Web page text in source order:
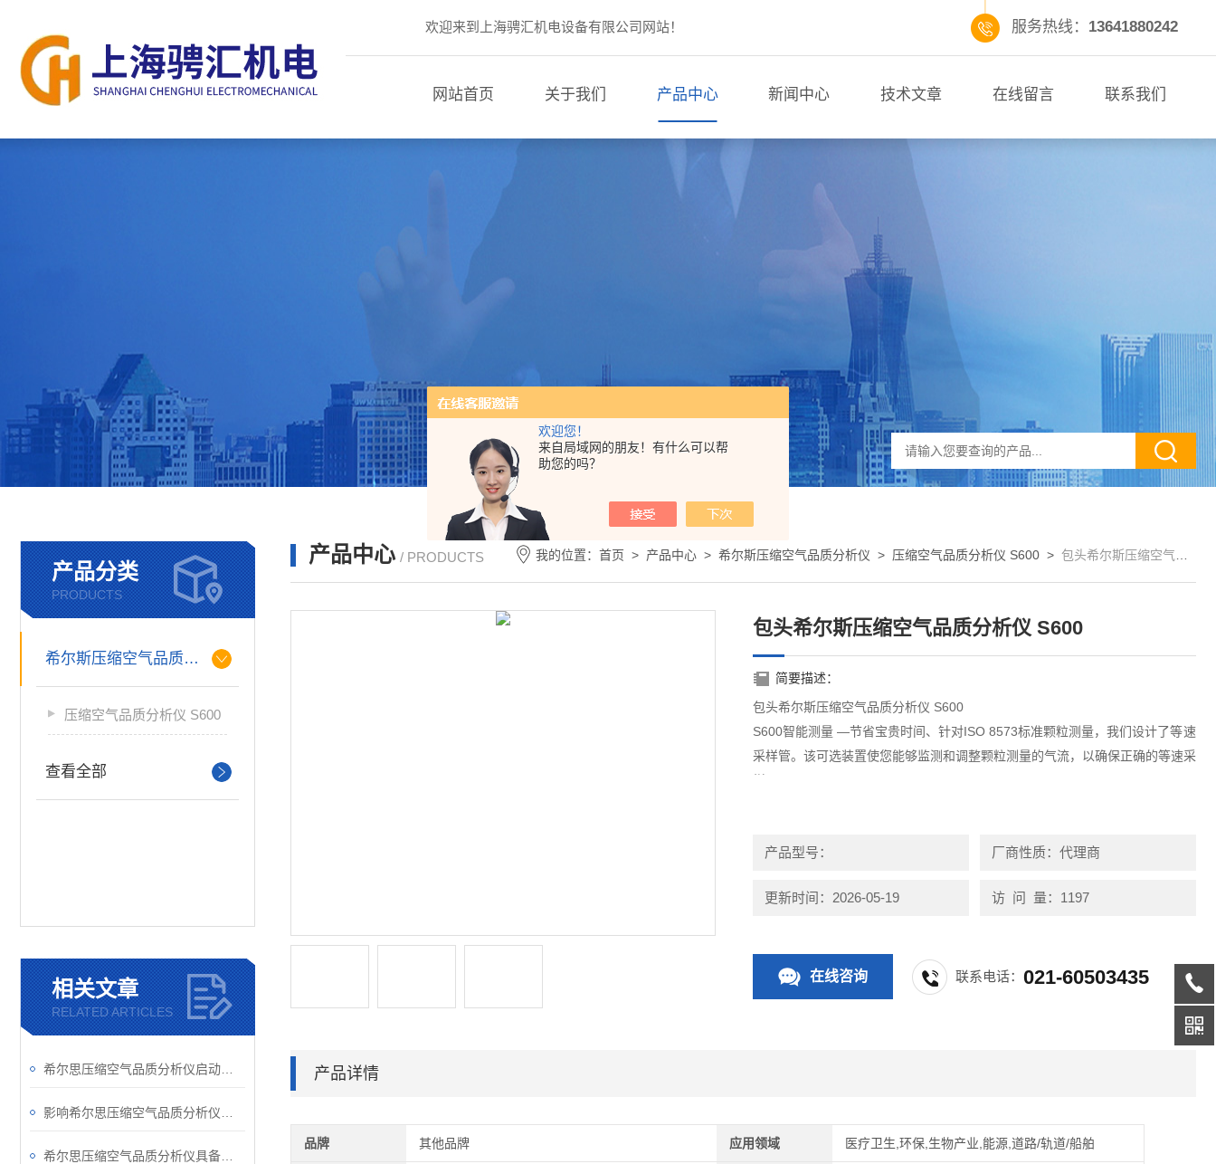
欢迎您！
来自局域网的朋友！有什么可以帮
助您的吗？
欢迎来到上海骋汇机电设备有限公司网站！ 服务热线： 13641880242
网站首页 关于我们 产品中心 新闻中心 技术文章 在线留言 联系我们
产品分类
PRODUCTS
希尔斯压缩空气品质分析仪
压缩空气品质分析仪 S600
查看全部
相关文章
RELATED ARTICLES
产品中心 / PRODUCTS 我的位置：首页 > 产品中心 >希尔斯压缩空气品质分析仪 > 压缩空气品质分析仪 S600 >包头希尔斯压缩空气品质分析仪 S600
包头希尔斯压缩空气品质分析仪 S600
简要描述：
包头希尔斯压缩空气品质分析仪 S600
S600智能测量 —节省宝贵时间、针对ISO 8573标准颗粒测量，我们设计了等速
采样管。该可选装置使您能够监测和调整颗粒测量的气流，以确保正确的等速采
产品型号： 厂商性质：代理商
更新时间：2026-05-19 访 问 量：1197
在线咨询 联系电话：021-60503435
产品详情
品牌 其他品牌 应用领域 医疗卫生,环保,生物产业,能源,道路/轨道/船舶